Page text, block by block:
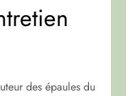
des épaules du